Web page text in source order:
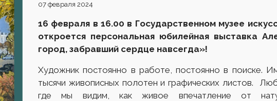
07 февраля 2024
16 февраля в 16.00 в Государственном музее
откроется персональная юбилейная выставка
город, забравший сердце навсегда»!
Художник постоянно в работе, постоянно в поиске.
тысячи живописных полотен и графических листов.
где мы видим, как живое впечатление от